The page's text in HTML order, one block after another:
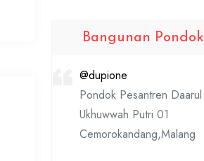
Bangunan Pondok
@dupione
Pondok Pesantren Daarul
Ukhuwwah Putri 01
Cemorokandang,Malang